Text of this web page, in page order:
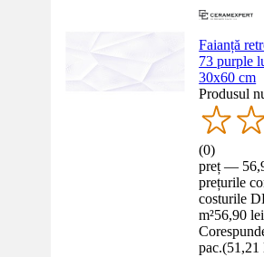
Faianță
73 purple
30x60 cm
Produsul
(0)
preț —
prețurile
costurile
m²56,90 lei
pac.(51,21